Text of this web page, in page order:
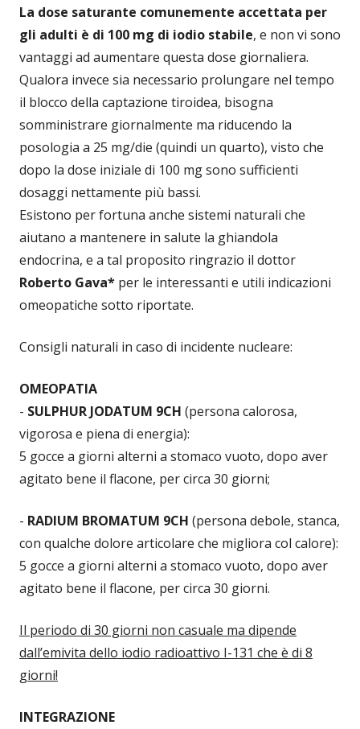
La dose saturante comunemente accettata per
gli adulti è di 100 mg di iodio stabile, e non vi sono
vantaggi ad aumentare questa dose giornaliera.
Qualora invece sia necessario prolungare nel tempo
il blocco della captazione tiroidea, bisogna
somministrare giornalmente ma riducendo la
posologia a 25 mg/die (quindi un quarto), visto che
dopo la dose iniziale di 100 mg sono sufficienti
dosaggi nettamente più bassi.
Esistono per fortuna anche sistemi naturali che
aiutano a mantenere in salute la ghiandola
endocrina, e a tal proposito ringrazio il dottor
Roberto Gava* per le interessanti e utili indicazioni
omeopatiche sotto riportate.
Consigli naturali in caso di incidente nucleare:
OMEOPATIA
- SULPHUR JODATUM 9CH (persona calorosa,
vigorosa e piena di energia):
5 gocce a giorni alterni a stomaco vuoto, dopo aver
agitato bene il flacone, per circa 30 giorni;
- RADIUM BROMATUM 9CH (persona debole, stanca,
con qualche dolore articolare che migliora col calore):
5 gocce a giorni alterni a stomaco vuoto, dopo aver
agitato bene il flacone, per circa 30 giorni.
Il periodo di 30 giorni non casuale ma dipende
dall’emivita dello iodio radioattivo I-131 che è di 8
giorni!
INTEGRAZIONE